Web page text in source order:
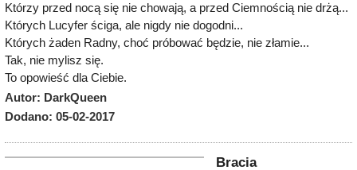
Którzy przed nocą się nie chowają, a przed Ciemnością nie drżą...
Których Lucyfer ściga, ale nigdy nie dogodni...
Których żaden Radny, choć próbować będzie, nie złamie...
Tak, nie mylisz się.
To opowieść dla Ciebie.
Autor: DarkQueen
Dodano: 05-02-2017
Bracia